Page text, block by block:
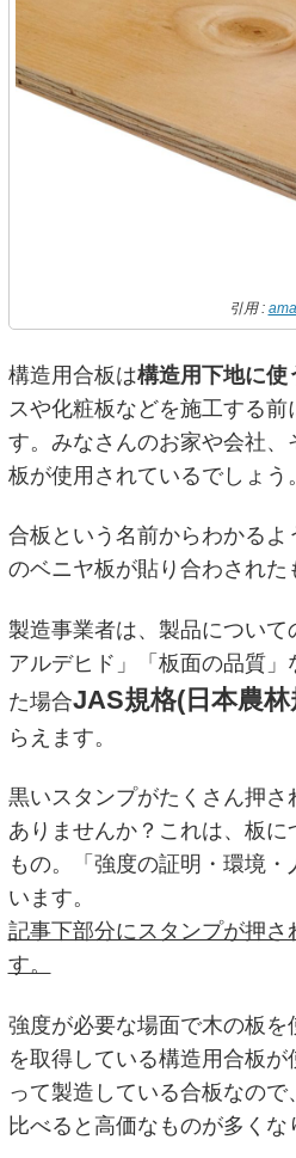
引用 :
構造用合板は構造用下地に使
スや化粧板などを施工する前
す。みなさんのお家や会社
板が使用されているでしょう。
合板という名前からわかる
のベニヤ板が貼り合わされた
製造事業者は、製品につい
アルデヒド」「板面の品質」
た場合JAS規格(日本農林
らえます。
黒いスタンプがたくさん押
ありませんか？これは、板
もの。「強度の証明・環境
います。
記事下部分にスタンプが押さ
す。
強度が必要な場面で木の板を
を取得している構造用合板
って製造している合板なの
比べると高価なものが多くな